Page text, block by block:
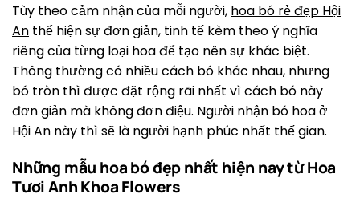
Tùy theo cảm nhận của mỗi người, hoa bó rẻ đẹp Hội
An thể hiện sự đơn giản, tinh tế kèm theo ý nghĩa
riêng của từng loại hoa để tạo nên sự khác biệt.
Thông thường có nhiều cách bó khác nhau, nhưng
bó tròn thì được đặt rộng rãi nhất vì cách bó này
đơn giản mà không đơn điệu. Người nhận bó hoa ở
Hội An này thì sẽ là người hạnh phúc nhất thế gian.
Những mẫu hoa bó đẹp nhất hiện nay từ Hoa
Tươi Anh Khoa Flowers